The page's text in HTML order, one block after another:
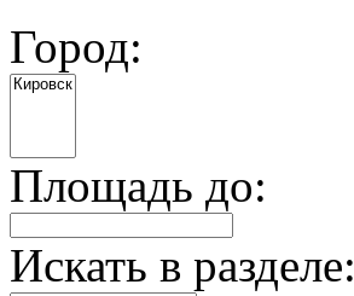
Город:
Площадь до:
Искать в разделе: